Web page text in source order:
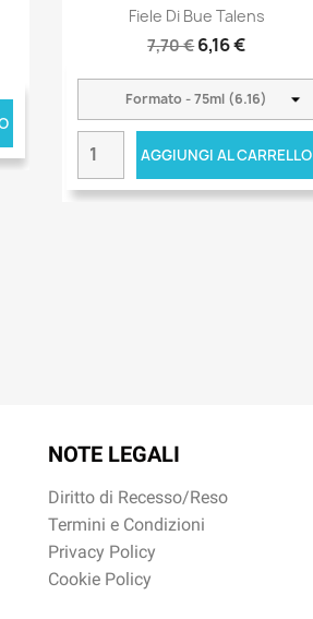
Fiele Di Bue Talens
7,70 €6,16 €
AGGIUNGI AL CARRELLO
NOTE LEGALI
Diritto di Recesso/Reso
Termini e Condizioni
Privacy Policy
Cookie Policy